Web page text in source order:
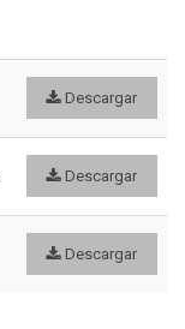
Descargar
Descargar
Descargar